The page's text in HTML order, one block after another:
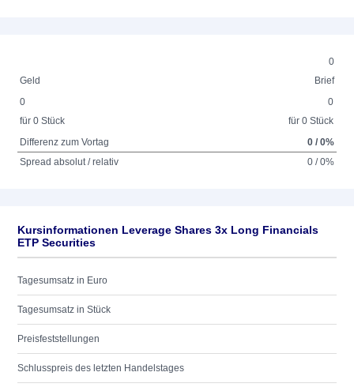
0
Geld
Brief
0
für 0 Stück
0
für 0 Stück
Differenz zum Vortag
0 / 0%
Spread absolut / relativ
0 / 0%
Kursinformationen Leverage Shares 3x Long Financials
ETP Securities
Tagesumsatz in Euro
Tagesumsatz in Stück
Preisfeststellungen
Schlusspreis des letzten Handelstages